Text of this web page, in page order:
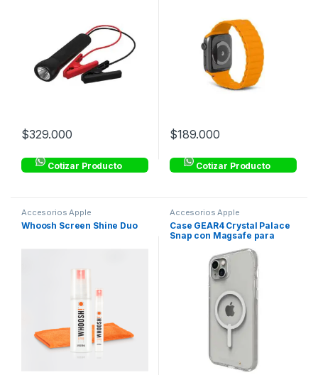
$329.000
Cotizar Producto
$189.000
Cotizar Producto
Accesorios Apple
Whoosh Screen Shine Duo
Accesorios Apple
Case GEAR4 Crystal Palace
Snap con Magsafe para
Transparente